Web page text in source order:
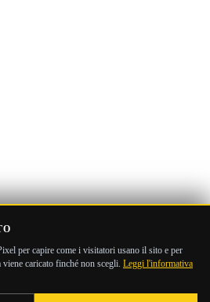
per capire come i visitatori usano il sito e per
caricato finché non scegli. Leggi l'informativa